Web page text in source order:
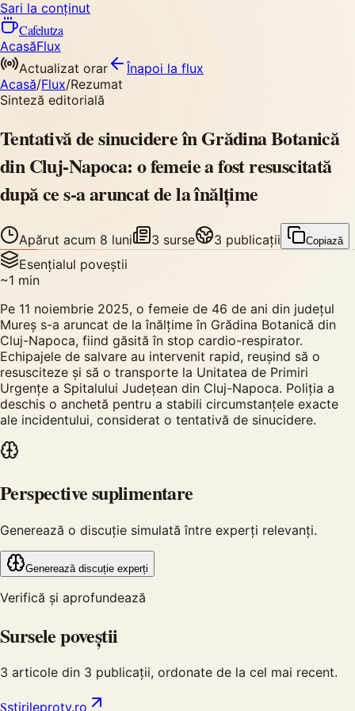
Sari la conținut
Cafelutza
AcasăFlux
Actualizat orar
Înapoi la flux
Acasă/Flux/Rezumat
Sinteză editorială
Tentativă de sinucidere în Grădina Botanică
din Cluj-Napoca: o femeie a fost resuscitată
după ce s-a aruncat de la înălțime
Apărut acum 8 luni 3 surse 3 publicații Copiază
Esențialul poveștii
~1 min
Pe 11 noiembrie 2025, o femeie de 46 de ani din județul
Mureș s-a aruncat de la înălțime în Grădina Botanică din
Cluj-Napoca, fiind găsită în stop cardio-respirator.
Echipajele de salvare au intervenit rapid, reușind să o
resusciteze și să o transporte la Unitatea de Primiri
Urgențe a Spitalului Județean din Cluj-Napoca. Poliția a
deschis o anchetă pentru a stabili circumstanțele exacte
ale incidentului, considerat o tentativă de sinucidere.
Perspective suplimentare
Generează o discuție simulată între experți relevanți.
Generează discuție experți
Verifică și aprofundează
Sursele poveștii
3 articole din 3 publicații, ordonate de la cel mai recent.
Sstirileprotv.ro